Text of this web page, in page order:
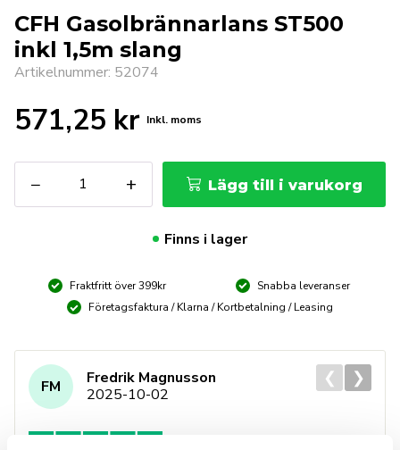
CFH Gasolbrännarlans ST500
inkl 1,5m slang
Artikelnummer: 52074
571,25 kr Inkl. moms
−
Gasolbrännarlans
ST500
mängd
+ Lägg till i varukorg
Finns i lager
Fraktfritt över 399kr
Snabba leveranser
Företagsfaktura / Klarna / Kortbetalning / Leasing
FM
Fredrik Magnusson
2025-10-02
❮ ❯